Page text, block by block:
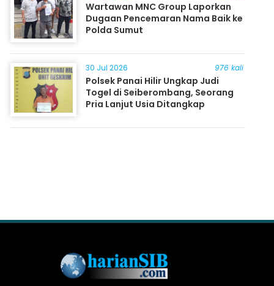
Wartawan MNC Group Laporkan
Dugaan Pencemaran Nama Baik ke
Polda Sumut
30 Jul 2026 976 kali
Polsek Panai Hilir Ungkap Judi
Togel di Seiberombang, Seorang
Pria Lanjut Usia Ditangkap